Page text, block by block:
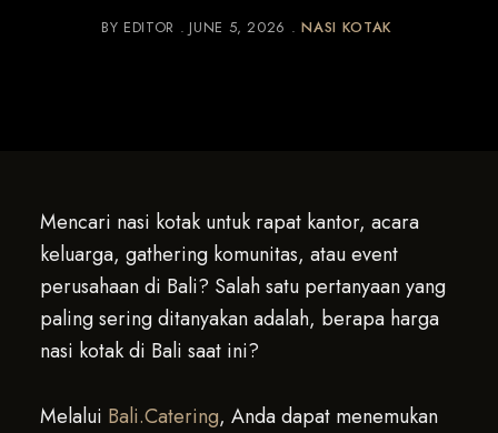
BY EDITOR JUNE 5, 2026 NASI KOTAK
Mencari nasi kotak untuk rapat kantor, acara
keluarga, gathering komunitas, atau event
perusahaan di Bali? Salah satu pertanyaan yang
paling sering ditanyakan adalah, berapa harga
nasi kotak di Bali saat ini?
Melalui Bali.Catering, Anda dapat menemukan